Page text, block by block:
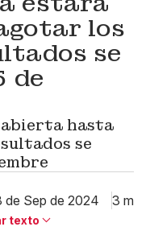
los
se
de
hasta
se
de Sep de 2024 3 min
texto